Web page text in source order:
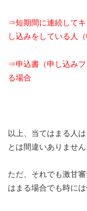
⇒短期間に連続して
し込みをしている人
⇒申込書（申し込み
る場合
以上、当てはまる人
とは間違いありません
ただ、それでも激甘
はまる場合でも時に